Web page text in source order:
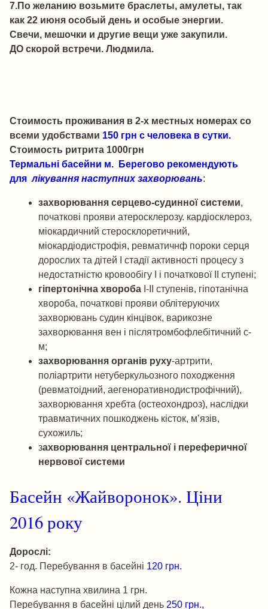
7.По желанию возьмите браслеты, амулеты, так
как 22 июня особый день и особые энергии.
Свечи, мешочки и другие вещи уже закупили.
ДО скорой встречи. Людмила.
Стоимость проживания в 2-х местных номерах со
всеми удобствами 150 грн с человека в сутки.
Стоимость ритрита 1000грн
Термальні басейни м. Берегово рекомендують
для лікування наступних захворювань:
захворювання серцево-судинної системи,
початкові прояви атеросклерозу. кардіосклероз,
міокардичний стеросклоретичний,
міокардіодистрофія, ревматичнф пороки серця
дорослих та дітей І стадії активності процесу з
недостатністю кровообігу І і початкової ІІ ступені;
гіпертонічна хвороба І-ІІ ступенів, гіпотанічна
хвороба, початкові прояви облітеруючих
захворювань судин кінцівок, варикозне
захворювання вен і післятромбофлебітичний с-
м;
захворювання органів руху-артрити,
поліартрити нетуберкульозного походження
(ревматоідний, аегеноративнодистрофічний),
захворювання хребта (остеохондроз), наслідки
травматичних пошкоджень кісток, м’язів,
сухожиль;
захворювання центральної і переферичної
нервової системи
Басейн «Жайворонок». Ціни
2016 року
Дорослі:
2- год. Перебування в басейні 120 грн.
Кожна наступна хвилина 1 грн.
Перебування в басейні цілий день 250 грн.,